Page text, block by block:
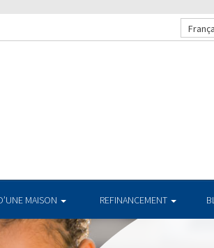
MAISON REFINANCEMENT